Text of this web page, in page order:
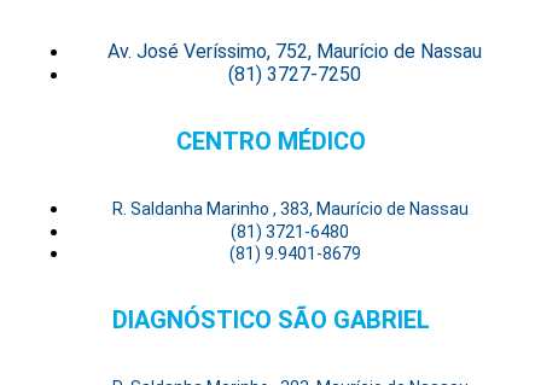
Av. José Veríssimo, 752, Maurício de Nassau
(81) 3727-7250
CENTRO MÉDICO
R. Saldanha Marinho , 383, Maurício de Nassau
(81) 3721-6480
(81) 9.9401-8679
DIAGNÓSTICO SÃO GABRIEL